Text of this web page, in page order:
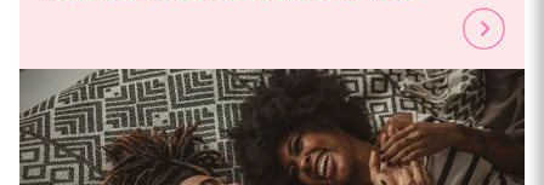
4 minutes
Faire des rencontres à Cannes